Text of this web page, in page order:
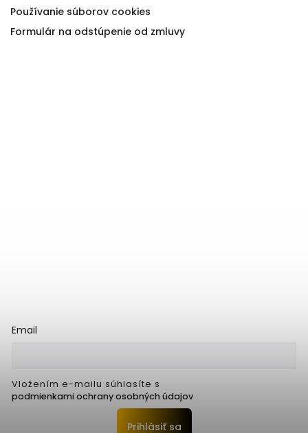
Používanie súborov cookies
Formulár na odstúpenie od zmluvy
Email
Vložením e-mailu súhlasíte s
podmienkami ochrany osobných údajov
Prihlásiť sa